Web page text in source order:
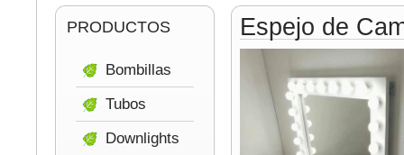
Espejo de
PRODUCTOS
Bombillas
Tubos
Downlights